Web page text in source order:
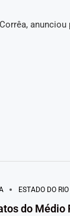
ESTADO DO
do Médio